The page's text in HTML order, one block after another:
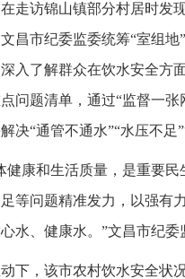
走访锦山镇部分村居时发
昌市纪委监委统筹“室组
入了解群众在饮水安全方
问题清单，通过“监督一
决“通管不通水”“水压不足
健康和生活质量，是重要
等问题精准发力，以强有
水、健康水。”文昌市纪委
下，该市农村饮水安全状